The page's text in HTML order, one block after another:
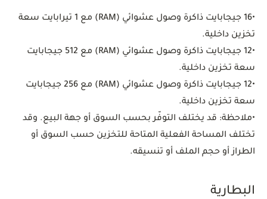
•
16 جيجابايت ذاكرة وصول عشوائي (RAM) مع 1 تيرابايت سعة
تخزين داخلية.
•
12 جيجابايت ذاكرة وصول عشوائي (RAM) مع 512 جيجابايت
سعة تخزين داخلية.
•
12 جيجابايت ذاكرة وصول عشوائي (RAM) مع 256 جيجابايت
سعة تخزين داخلية.
•ملاحظة: قد يختلف التوفّر بحسب السوق أو جهة البيع. وقد
تختلف المساحة الفعلية المتاحة للتخزين حسب السوق أو
الطراز أو حجم الملف أو تنسيقه.
البطارية